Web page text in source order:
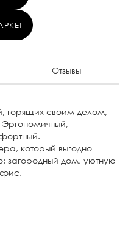
Отзывы
горящих своим делом,
который выгодно
загородный дом, уютную